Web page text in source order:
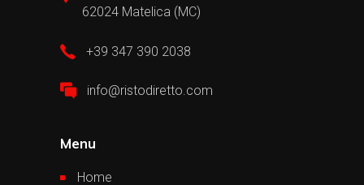
62024 Matelica (MC)
+39 347 390 2038
info@ristodiretto.com
Menu
Home